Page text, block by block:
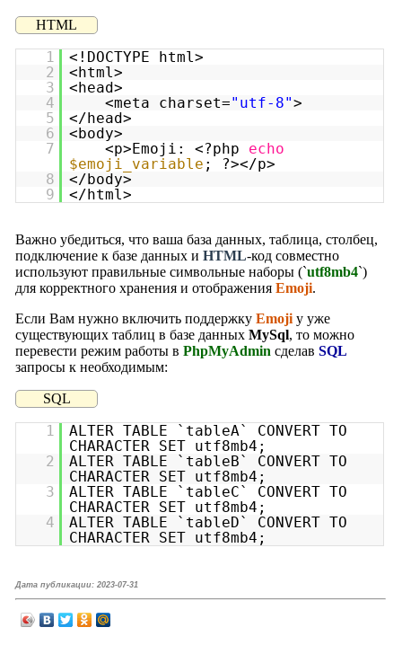
HTML
1
<!DOCTYPE html>
2
<html>
3
<head>
4
<meta charset="utf-8">
5
</head>
6
<body>
7
<p>Emoji: <?php echo
$emoji_variable ; ?></p>
8
</body>
9
</html>
Важно убедиться, что ваша база данных, таблица, столбец,
подключение к базе данных и HTML-код совместно
используют правильные символьные наборы (`utf8mb4`)
для корректного хранения и отображения Emoji.
Если Вам нужно включить поддержку Emoji у уже
существующих таблиц в базе данных MySql, то можно
перевести режим работы в PhpMyAdmin сделав SQL
запросы к необходимым:
SQL
1
ALTER TABLE `tableA` CONVERT TO
CHARACTER SET utf8mb4;
2
ALTER TABLE `tableB` CONVERT TO
CHARACTER SET utf8mb4;
3
ALTER TABLE `tableC` CONVERT TO
CHARACTER SET utf8mb4;
4
ALTER TABLE `tableD` CONVERT TO
CHARACTER SET utf8mb4;
Дата публикации: 2023-07-31